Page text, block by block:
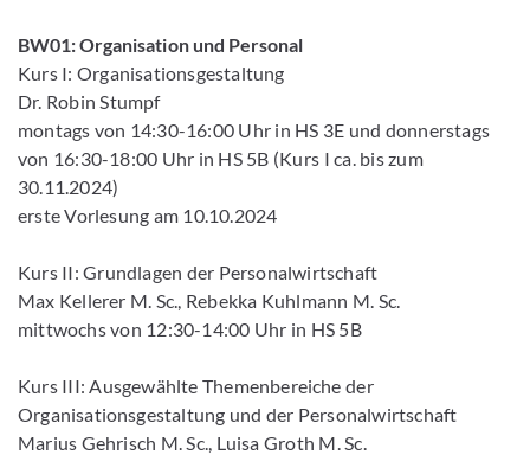
BW01: Organisation und Personal
Kurs I: Organisationsgestaltung
Dr. Robin Stumpf
montags von 14:30-16:00 Uhr in HS 3E und donnerstags
von 16:30-18:00 Uhr in HS 5B (Kurs I ca. bis zum
30.11.2024)
erste Vorlesung am 10.10.2024
Kurs II: Grundlagen der Personalwirtschaft
Max Kellerer M. Sc., Rebekka Kuhlmann M. Sc.
mittwochs von 12:30-14:00 Uhr in HS 5B
Kurs III: Ausgewählte Themenbereiche der
Organisationsgestaltung und der Personalwirtschaft
Marius Gehrisch M. Sc., Luisa Groth M. Sc.